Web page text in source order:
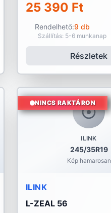
25 390 Ft
Rendelhető:9 db
Szállítás: 5-6 munkanap
Részletek
ILINK
245/35R19
Kép hamarosan
NINCS RAKTÁRON
ILINK
L-ZEAL 56